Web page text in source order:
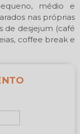
médio e
nas próprias
de desjejum (café
coffee break e